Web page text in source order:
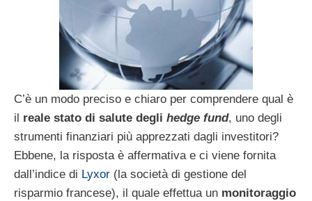
C’è un modo preciso e chiaro per comprendere qual è
il reale stato di salute degli hedge fund, uno degli
strumenti finanziari più apprezzati dagli investitori?
Ebbene, la risposta è affermativa e ci viene fornita
dall’indice di Lyxor (la società di gestione del
risparmio francese), il quale effettua un monitoraggio